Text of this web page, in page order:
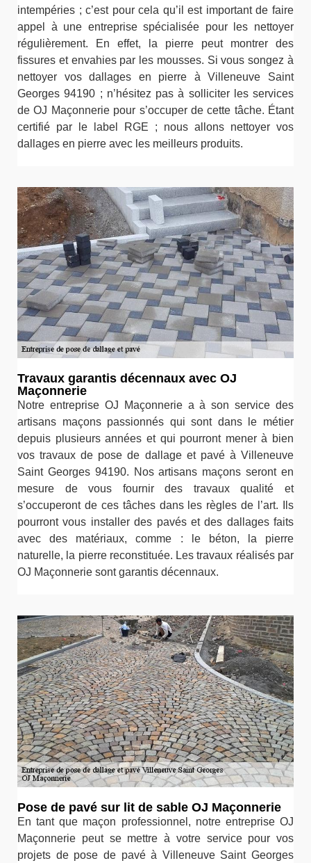
intempéries ; c’est pour cela qu’il est important de faire
appel à une entreprise spécialisée pour les nettoyer
régulièrement. En effet, la pierre peut montrer des
fissures et envahies par les mousses. Si vous songez à
nettoyer vos dallages en pierre à Villeneuve Saint
Georges 94190 ; n’hésitez pas à solliciter les services
de OJ Maçonnerie pour s’occuper de cette tâche. Étant
certifié par le label RGE ; nous allons nettoyer vos
dallages en pierre avec les meilleurs produits.
Travaux garantis décennaux avec OJ
Maçonnerie
Notre entreprise OJ Maçonnerie a à son service des
artisans maçons passionnés qui sont dans le métier
depuis plusieurs années et qui pourront mener à bien
vos travaux de pose de dallage et pavé à Villeneuve
Saint Georges 94190. Nos artisans maçons seront en
mesure de vous fournir des travaux qualité et
s’occuperont de ces tâches dans les règles de l’art. Ils
pourront vous installer des pavés et des dallages faits
avec des matériaux, comme : le béton, la pierre
naturelle, la pierre reconstituée. Les travaux réalisés par
OJ Maçonnerie sont garantis décennaux.
Pose de pavé sur lit de sable OJ Maçonnerie
En tant que maçon professionnel, notre entreprise OJ
Maçonnerie peut se mettre à votre service pour vos
projets de pose de pavé à Villeneuve Saint Georges